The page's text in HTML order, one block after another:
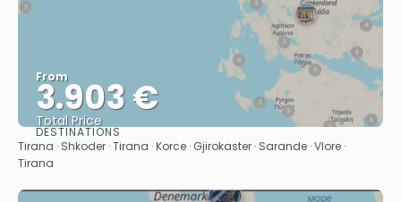
From
3.903 €
Total Price
See
DESTINATIONS
Tirana · Shkoder · Tirana · Korce · Gjirokaster · Sarande · Vlore ·
Tirana